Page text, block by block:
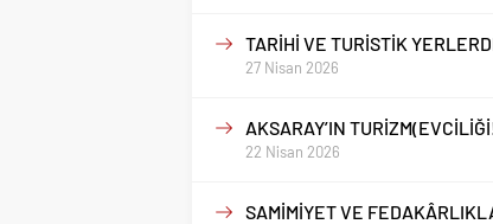
TARİHİ VE TURİSTİK
27 Nisan 2026
AKSARAY’IN
22 Nisan 2026
SAMİMİYET VE